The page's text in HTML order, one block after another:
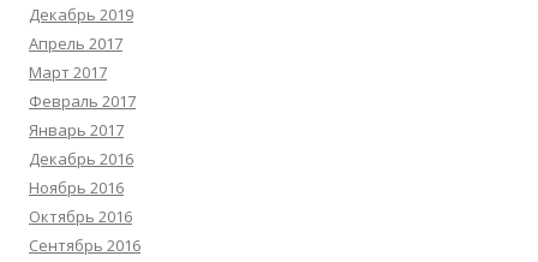
Декабрь 2019
Апрель 2017
Март 2017
Февраль 2017
Январь 2017
Декабрь 2016
Ноябрь 2016
Октябрь 2016
Сентябрь 2016